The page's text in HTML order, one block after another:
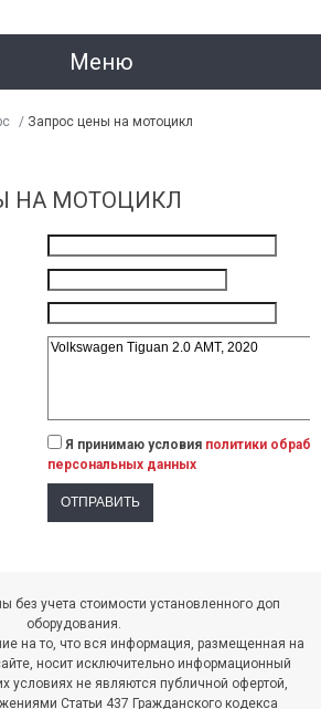
Меню
/ Запрос цены на мотоцикл
по
будет
ПО 31 АВГУСТА 2024Г.
Скидки до 26% на мотоциклы Хонда
01 по 31 августа 2024г. Акция
мототехнику Хонда 2021 гв, только
августе! Предложение ограничено!...
НА МОТОЦИКЛ
Я принимаю условия политики
персональных данных
без учета стоимости установленного доп
оборудования.
на то, что вся информация, размещенная на
носит исключительно информационный
условиях не являются публичной офертой,
Статьи 437 Гражданского кодекса